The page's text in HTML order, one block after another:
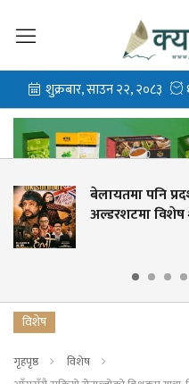
‘हली’, असोज ४ मा
विशेष
गृहपृष्ठ
विशेष